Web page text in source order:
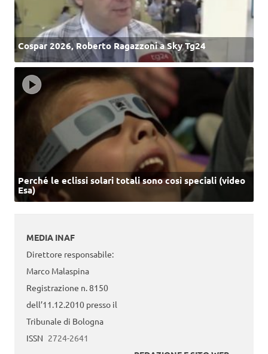
Cospar 2026, Roberto Ragazzoni a Sky Tg24
Perché le eclissi solari totali sono così speciali (video
Esa)
MEDIA INAF
Direttore responsabile:
Marco Malaspina
Registrazione n. 8150
dell’11.12.2010 presso il
Tribunale di Bologna
ISSN 2724-2641